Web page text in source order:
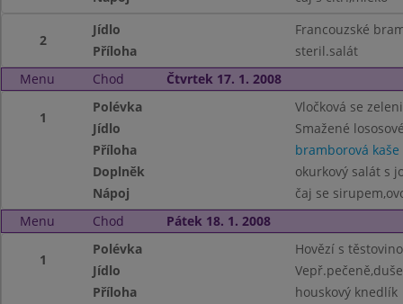
2
Jídlo
Francouzské
Příloha
steril.salát
Menu
Chod Čtvrtek 17. 1. 2008
1
Polévka
Vločková se
Jídlo
Smažené
Příloha
bramborová kaše
Doplněk
okurkový salát s
Nápoj
čaj se
Menu
Chod Pátek 18. 1. 2008
1
Polévka
Hovězí s
Jídlo
Příloha
houskový knedlík